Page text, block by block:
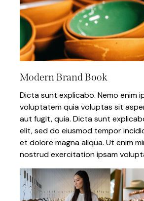
Modern Brand Book
Dicta sunt explicabo. Nemo enim
voluptatem quia voluptas sit
aut fugit, quia. Dicta sunt
elit, sed do eiusmod tempor
et dolore magna aliqua. Ut enim
nostrud exercitation ipsam